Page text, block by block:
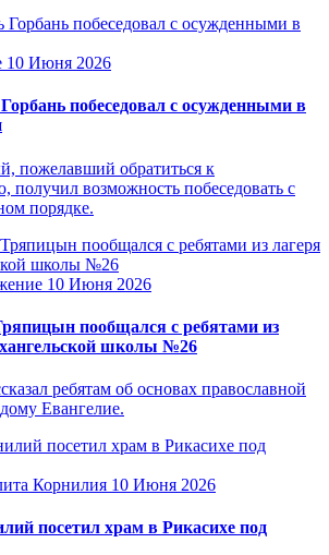
10 Июня 2026
побеседовал с осужденными в
пожелавший обратиться к
получил возможность побеседовать с
порядке.
10 Июня 2026
пообщался с ребятами из
школы №26
ребятам об основах православной
Евангелие.
Корнилия 10 Июня 2026
посетил храм в Рикасихе под